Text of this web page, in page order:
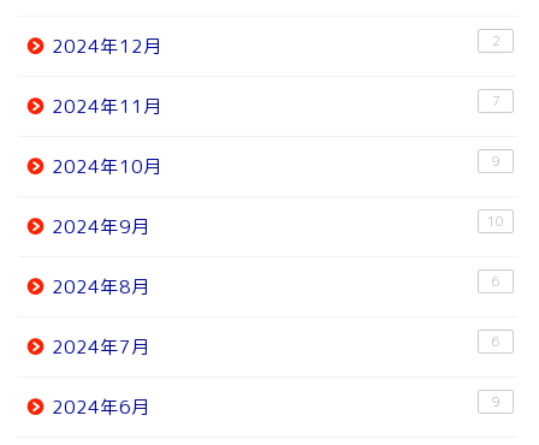
2024年12月 2
2024年11月 7
2024年10月 9
2024年9月 10
2024年8月 6
2024年7月 6
2024年6月 9